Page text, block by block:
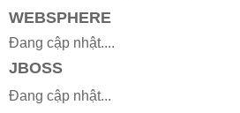
WEBSPHERE
Đang cập nhật....
JBOSS
Đang cập nhật...